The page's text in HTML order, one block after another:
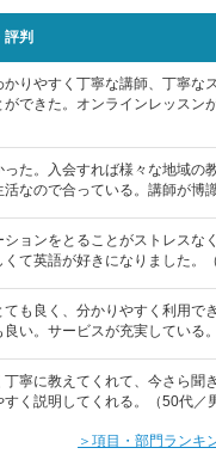
評判
かりやすく丁寧な講師、丁寧な
ができた。オンラインレッスン
った。入会すれば様々な地域の
なので合っている。講師が博
ションをとることがストレスな
くて英語が好きになりました。
も良く、分かりやすく利用で
い。サービスが充実している
寧に教えてくれて、今さら聞
く説明してくれる。（50代／
＞項目・部門ランキ